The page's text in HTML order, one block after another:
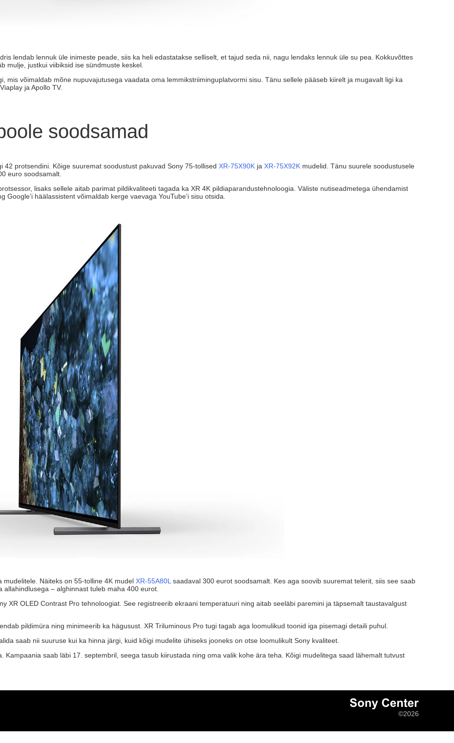
lendab lennuk üle inimeste peade, siis ka heli edastatakse selliselt, et tajud seda nii, nagu lendaks lennuk üle su pea. Kokkuvõttes
mulje, justkui viibiksid ise sündmuste keskel.
mis võimaldab mõne nupuvajutusega vaadata oma lemmikstriiminguplatvormi sisu. Tänu sellele pääseb kiirelt ja mugavalt ligi ka
ja Apollo TV.
soodsamad
protsendini. Kõige suuremat soodustust pakuvad Sony 75-tollised XR-75X90K ja XR-75X92K mudelid. Tänu suurele soodustusele
euro soodsamalt.
lisaks sellele aitab parimat pildikvaliteeti tagada ka XR 4K pildiaparandustehnoloogia. Väliste nutiseadmetega ühendamist
häälassistent võimaldab kerge vaevaga YouTube’i sisu otsida.
Näiteks on 55-tolline 4K mudel XR-55A80L saadaval 300 eurot soodsamalt. Kes aga soovib suuremat telerit, siis see saab
allahindlusega – alghinnast tuleb maha 400 eurot.
XR OLED Contrast Pro tehnoloogiat. See registreerib ekraani temperatuuri ning aitab seeläbi paremini ja täpsemalt taustavalgust
pildimüra ning minimeerib ka hägusust. XR Triluminous Pro tugi tagab aga loomulikud toonid iga pisemagi detaili puhul.
saab nii suuruse kui ka hinna järgi, kuid kõigi mudelite ühiseks jooneks on otse loomulikult Sony kvaliteet.
Kampaania saab läbi 17. septembril, seega tasub kiirustada ning oma valik kohe ära teha. Kõigi mudelitega saad lähemalt tutvust
©2026